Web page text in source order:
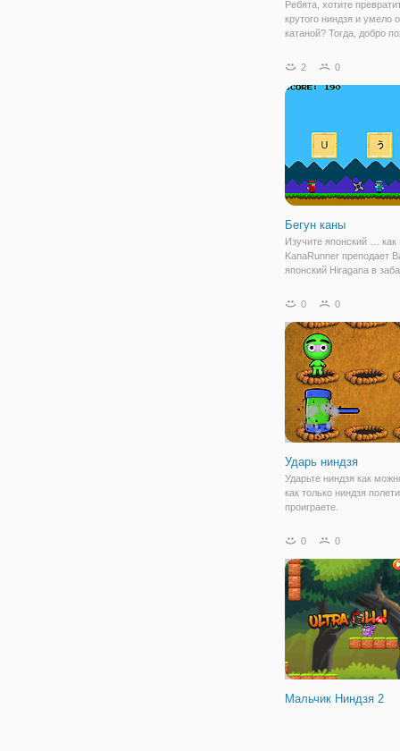
Ребята, хотите
крутого ниндзя и умело
катаной? Тогда, добро
вы станете настоящим
защитником команды
2 0
Бегун каны
Изучите японский … как
KanaRunner преподает
японский Hiragana в
учебники слишком сухи,
0 0
Ударь ниндзя
Ударьте ниндзя как
как только ниндзя
проиграете.
0 0
Мальчик Ниндзя 2